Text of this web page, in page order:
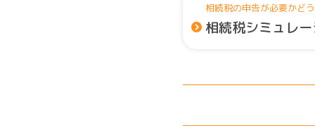
相続税の申告が必要かど
相続税シミュレ